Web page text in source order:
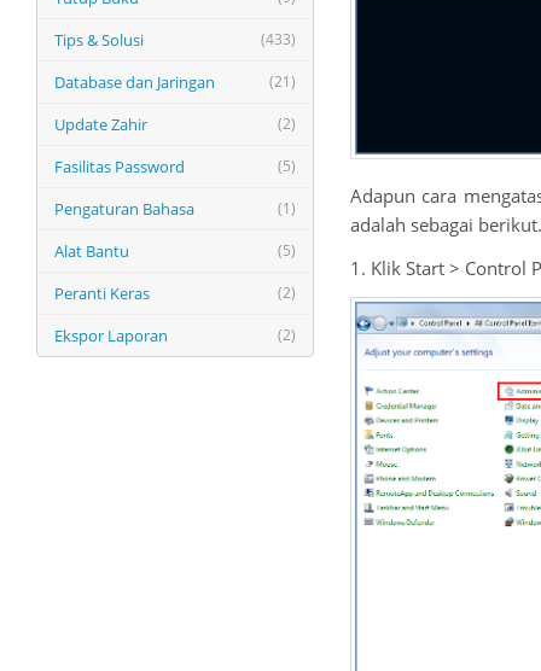
(433)
Tips & Solusi
(21)
Database dan Jaringan
(2)
Update Zahir
(5)
Fasilitas Password
(1)
Pengaturan Bahasa
(5)
Alat Bantu
(2)
Peranti Keras
(2)
Ekspor Laporan
Adapun cara
adalah sebagai berikut.
1. Klik Start > Control